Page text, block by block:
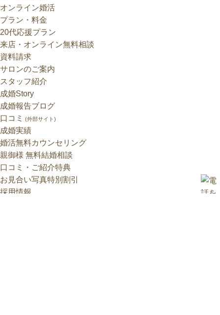
オンライン婚活
プラン・料金
20代応援プラン
来店・オンライン無料相談
資料請求
サロンのご案内
スタッフ紹介
成婚Story
成婚報告ブログ
口コミ
(外部サイト)
成婚実績
婚活無料カウンセリング
親御様 無料結婚相談
口コミ・ご紹介特典
お見合い写真特別割引
採用情報